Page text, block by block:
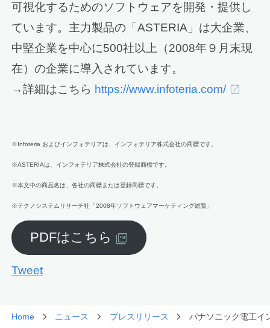
可視化するためのソフトウェアを開発・提供し
ています。主力製品の「ASTERIA」は大企業、
中堅企業を中心に500社以上（2008年９月末現
在）の企業に導入されています。
→詳細はこちら https://www.infoteria.com/
※Infoteria およびインフォテリアは、インフォテリア株式会社の商標です。
※ASTERIAは、インフォテリア株式会社の登録商標です。
※本文中の商品名は、各社の商標または登録商標です。
※テクノシステムリサーチ社「2008年ソフトウェアマーケティング総覧」
PDFはこちら
Tweet
Home ニュース プレスリリース パナソニック電工イ